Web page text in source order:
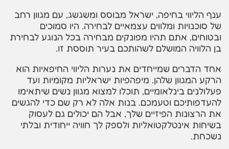
ענף הליווי בחיפה, ישראל מבוסס ומשגשג, עם מגוון רחב
של סוכנויות ומלווים עצמאיים לבחירה. היו סמוכים
ובטוחים, אתם תהיו מפונקים מבחירה בכל הנוגע לבחירת
בן הלוויה המושלם לשהותכם בעיר תוססת זו.
אחד הדברים שמייחדים את נערות הליווי החיפאיות הוא
הרקע המגוון שלהן. מיפהפיות ישראליות מקומיות ועד
פעלולנים בינלאומיים, תוכלו למצוא מגוון נשים שיתאימו
להעדפותיכם וטעמכם. בנות אלה לא רק שם כדי להגשים
את הרצונות הפיזיים שלך, אבל הם יכולים גם לעסוק
בשיחות אינטלקטואליות ולספק לך חוויה ייחודית ובלתי
נשכחת.